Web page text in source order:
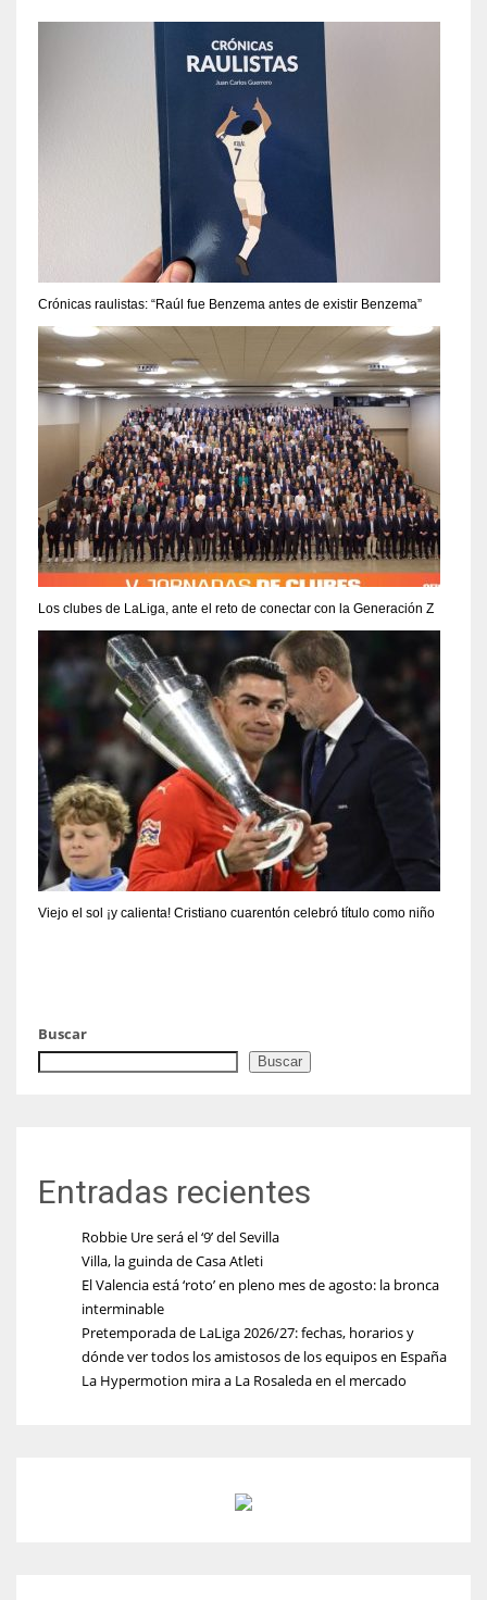
Crónicas raulistas: “Raúl fue Benzema antes de existir Benzema”
Los clubes de LaLiga, ante el reto de conectar con la Generación Z
Viejo el sol ¡y calienta! Cristiano cuarentón celebró título como niño
Buscar
Buscar
Entradas recientes
Robbie Ure será el ‘9’ del Sevilla
Villa, la guinda de Casa Atleti
El Valencia está ‘roto’ en pleno mes de agosto: la bronca
interminable
Pretemporada de LaLiga 2026/27: fechas, horarios y
dónde ver todos los amistosos de los equipos en España
La Hypermotion mira a La Rosaleda en el mercado